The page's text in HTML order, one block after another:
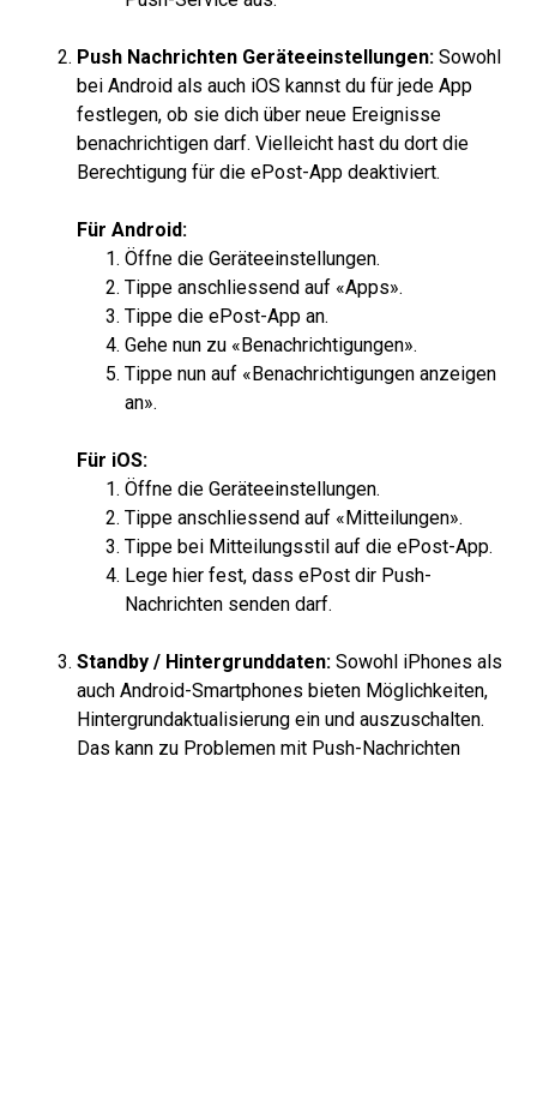
Push Nachrichten Geräteeinstellungen: Sowohl
bei Android als auch iOS kannst du für jede App
festlegen, ob sie dich über neue Ereignisse
benachrichtigen darf. Vielleicht hast du dort die
Berechtigung für die ePost-App deaktiviert.
Für Android:
Öffne die Geräteeinstellungen.
Tippe anschliessend auf «Apps».
Tippe die ePost-App an.
Gehe nun zu «Benachrichtigungen».
Tippe nun auf «Benachrichtigungen anzeigen
an».
Für iOS:
Öffne die Geräteeinstellungen.
Tippe anschliessend auf «Mitteilungen».
Tippe bei Mitteilungsstil auf die ePost-App.
Lege hier fest, dass ePost dir Push-
Nachrichten senden darf.
Standby / Hintergrunddaten: Sowohl iPhones als
auch Android-Smartphones bieten Möglichkeiten,
Hintergrundaktualisierung ein und auszuschalten.
Das kann zu Problemen mit Push-Nachrichten